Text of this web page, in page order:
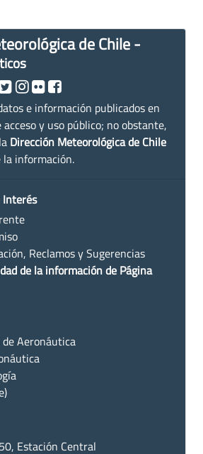
de Chile -
e información publicados en
y uso público; no obstante,
Dirección Meteorológica de Chile
información.
Interés
Reclamos y Sugerencias
de la información de Página
Aeronáutica
Estación Central